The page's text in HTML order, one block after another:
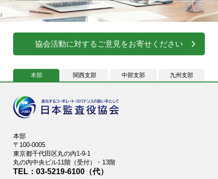
協会活動に対するご意見をお寄せください
本部 関西支部 中部支部 九州支部
本部
〒100-0005
東京都千代田区丸の内1-9-1
丸の内中央ビル11階（受付）・13階
TEL：03-5219-6100（代）